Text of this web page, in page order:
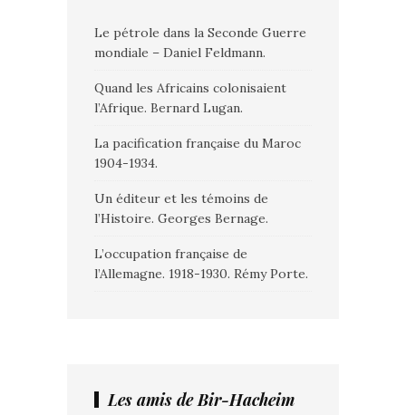
Le pétrole dans la Seconde Guerre
mondiale – Daniel Feldmann.
Quand les Africains colonisaient
l’Afrique. Bernard Lugan.
La pacification française du Maroc
1904-1934.
Un éditeur et les témoins de
l’Histoire. Georges Bernage.
L’occupation française de
l’Allemagne. 1918-1930. Rémy Porte.
Les amis de Bir-Hacheim